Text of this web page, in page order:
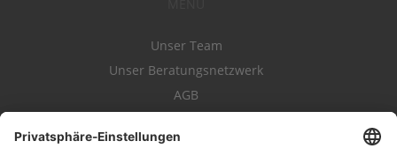
Unser Team
Unser Beratungsnetzwerk
AGB
Datenschutz